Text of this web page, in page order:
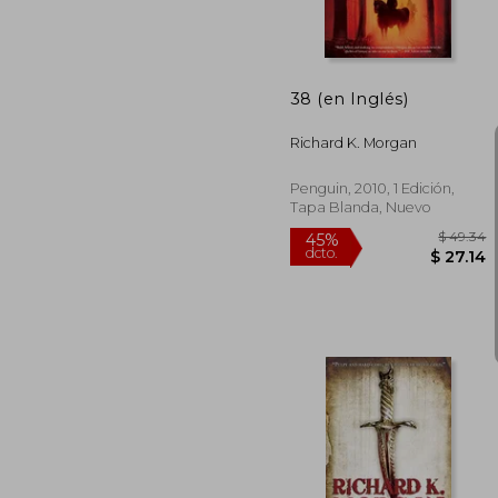
38 (en Inglés)
Richard K. Morgan
Penguin, 2010, 1 Edición,
Tapa Blanda, Nuevo
45%